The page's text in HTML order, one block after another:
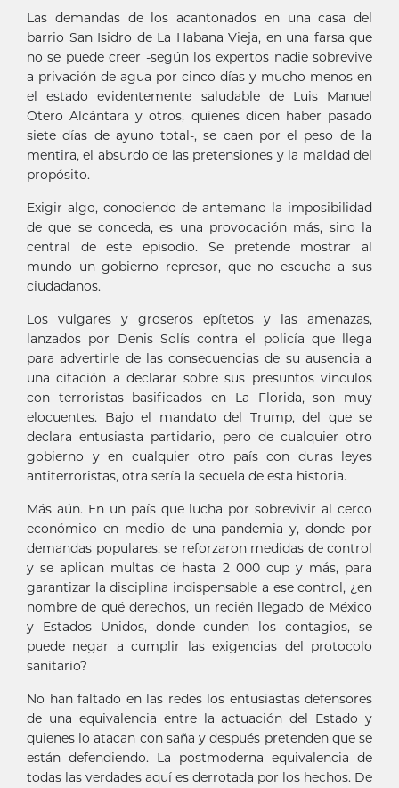
Las demandas de los acantonados en una casa del
barrio San Isidro de La Habana Vieja, en una farsa que
no se puede creer -según los expertos nadie sobrevive
a privación de agua por cinco días y mucho menos en
el estado evidentemente saludable de Luis Manuel
Otero Alcántara y otros, quienes dicen haber pasado
siete días de ayuno total-, se caen por el peso de la
mentira, el absurdo de las pretensiones y la maldad del
propósito.
Exigir algo, conociendo de antemano la imposibilidad
de que se conceda, es una provocación más, sino la
central de este episodio. Se pretende mostrar al
mundo un gobierno represor, que no escucha a sus
ciudadanos.
Los vulgares y groseros epítetos y las amenazas,
lanzados por Denis Solís contra el policía que llega
para advertirle de las consecuencias de su ausencia a
una citación a declarar sobre sus presuntos vínculos
con terroristas basificados en La Florida, son muy
elocuentes. Bajo el mandato del Trump, del que se
declara entusiasta partidario, pero de cualquier otro
gobierno y en cualquier otro país con duras leyes
antiterroristas, otra sería la secuela de esta historia.
Más aún. En un país que lucha por sobrevivir al cerco
económico en medio de una pandemia y, donde por
demandas populares, se reforzaron medidas de control
y se aplican multas de hasta 2 000 cup y más, para
garantizar la disciplina indispensable a ese control, ¿en
nombre de qué derechos, un recién llegado de México
y Estados Unidos, donde cunden los contagios, se
puede negar a cumplir las exigencias del protocolo
sanitario?
No han faltado en las redes los entusiastas defensores
de una equivalencia entre la actuación del Estado y
quienes lo atacan con saña y después pretenden que se
están defendiendo. La postmoderna equivalencia de
todas las verdades aquí es derrotada por los hechos. De